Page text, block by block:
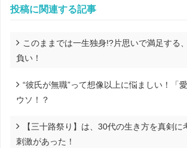
投稿に関連する記事
このままでは一生独身!?片思いで満足する
負い！
“彼氏が無職”って想像以上に悩ましい！「
ウソ！？
【三十路祭り】は、30代の生き方を真剣に
刺激があった！